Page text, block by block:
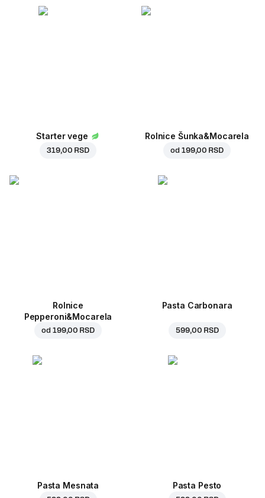
Starter vege
319,00 RSD
Rolnice Šunka&Mocarela
od 199,00 RSD
Rolnice
Pepperoni&Mocarela
od 199,00 RSD
Pasta Carbonara
599,00 RSD
Pasta Mesnata Pasta Pesto